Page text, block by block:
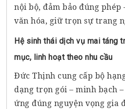
nội bộ, đảm bảo đúng phép
văn hóa, giữ trọn sự trang
Hệ sinh thái dịch vụ mai táng
mục, linh hoạt theo nhu cầu
Đức Thịnh cung cấp bộ
dạng trọn gói – minh bạch
ứng đúng nguyện vọng gia